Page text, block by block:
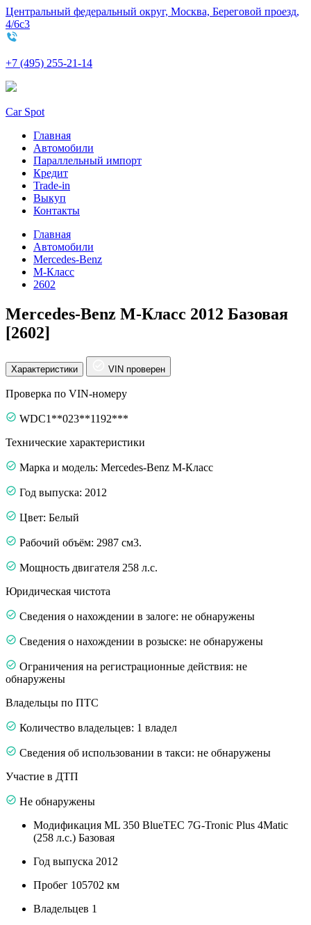
Центральный федеральный округ, Москва, Береговой проезд,
4/6с3
+7 (495) 255-21-14
Car Spot
Главная
Автомобили
Параллельный импорт
Кредит
Trade-in
Выкуп
Контакты
Главная
Автомобили
Mercedes-Benz
M-Класс
2602
Mercedes-Benz M-Класс 2012 Базовая
[2602]
Характеристики VIN проверен
Проверка по VIN-номеру
WDC1**023**1192***
Технические характеристики
Марка и модель: Mercedes-Benz M-Класс
Год выпуска: 2012
Цвет: Белый
Рабочий объём: 2987 см3.
Мощность двигателя 258 л.с.
Юридическая чистота
Сведения о нахождении в залоге: не обнаружены
Сведения о нахождении в розыске: не обнаружены
Ограничения на регистрационные действия: не
обнаружены
Владельцы по ПТС
Количество владельцев: 1 владел
Сведения об использовании в такси: не обнаружены
Участие в ДТП
Не обнаружены
Модификация ML 350 BlueTEC 7G-Tronic Plus 4Matic
(258 л.с.) Базовая
Год выпуска 2012
Пробег 105702 км
Владельцев 1